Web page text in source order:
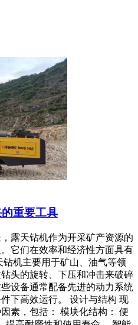
重要工具
露天钻机作为开采矿产资源的
它们在效率和经济性方面具有
机主要用于矿山、油气等领
头的旋转、下压和冲击来破碎
设备通常配备先进的动力系统
下高效运行。 设计与结构 现
素，包括： 模块化结构： 便